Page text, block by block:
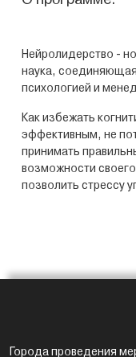
Нейролидерство -
наука,
психологией и
Как избежать
эффективным, не
принимать
возможности
позволить стрессу
Города проведения